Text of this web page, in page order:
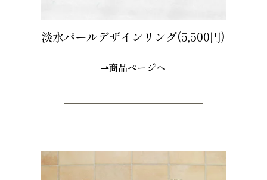
淡水パールデザインリング(5,500円)
⇀商品ページへ